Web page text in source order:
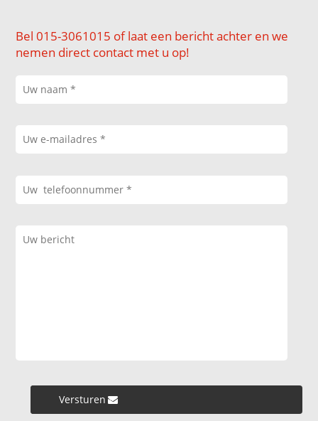
Bel 015-3061015 of laat een bericht achter en we
nemen direct contact met u op!
Versturen »